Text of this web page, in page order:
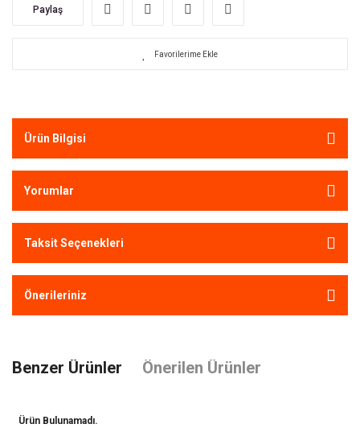
Paylaş
Ürün Bilgisi
Yorumlar
Taksit Seçenekleri
Önerileriniz
Benzer Ürünler Önerilen Ürünler
Ürün Bulunamadı.